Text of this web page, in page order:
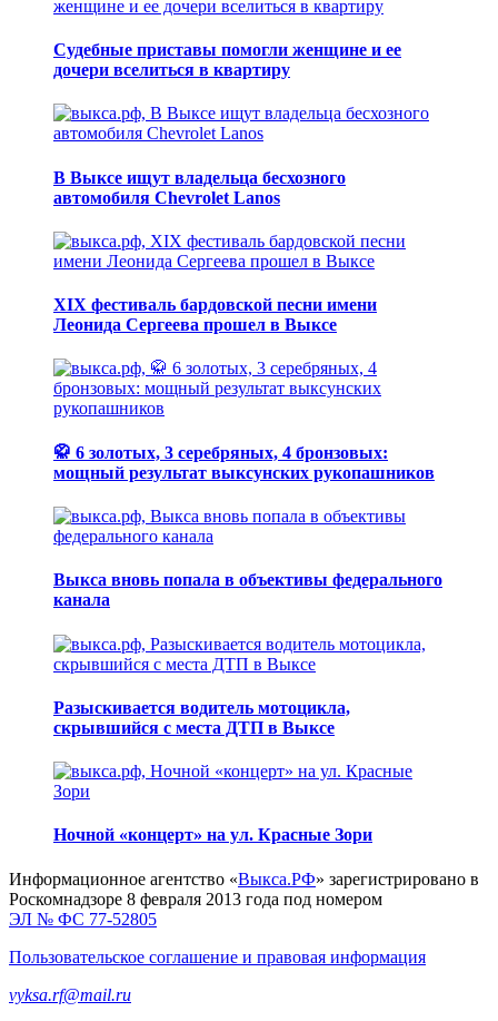
Судебные приставы помогли женщине и ее
дочери вселиться в квартиру
В Выксе ищут владельца бесхозного
автомобиля Chevrolet Lanos
XIX фестиваль бардовской песни имени
Леонида Сергеева прошел в Выксе
🥋 6 золотых, 3 серебряных, 4 бронзовых:
мощный результат выксунских рукопашников
Выкса вновь попала в объективы федерального
канала
Разыскивается водитель мотоцикла,
скрывшийся с места ДТП в Выксе
Ночной «концерт» на ул. Красные Зори
Информационное агентство «Выкса.РФ» зарегистрировано в
Роскомнадзоре 8 февраля 2013 года под номером
ЭЛ № ФС 77-52805
Пользовательское соглашение и правовая информация
vyksa.rf@mail.ru